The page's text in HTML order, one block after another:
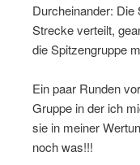
Durcheinander:
Strecke verteilt,
die Spitzengruppe
Ein paar Runden
Gruppe in der ich
sie in meiner
noch was!!!